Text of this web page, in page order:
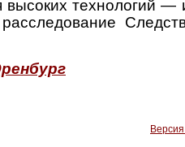
высоких технологий —